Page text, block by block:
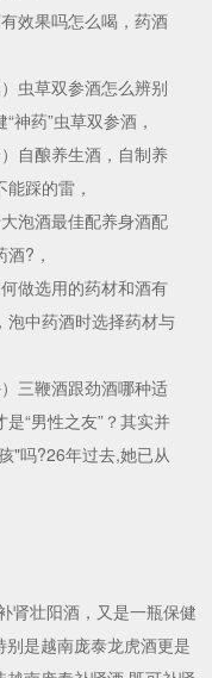
效果吗怎么喝，药酒
虫草双参酒怎么辨别
神药”虫草双参酒，
自酿养生酒，自制养
踩的雷，
泡酒最佳配养身酒配
?，
做选用的药材和酒有
泡中药酒时选择药材与
三鞭酒跟劲酒哪种适
“男性之友”？其实并
"吗?26年过去,她已从
肾壮阳酒 ，又是一瓶保健
是越南庞泰龙虎酒更是